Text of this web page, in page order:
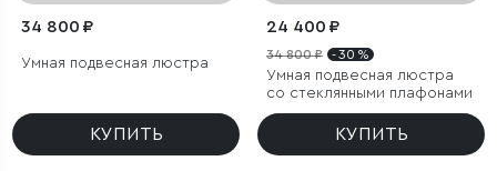
34 800 ₽
Умная подвесная люстра
КУПИТЬ
24 400 ₽
34 800 ₽ - 30 %
Умная подвесная люстра
со стеклянными плафонами
КУПИТЬ